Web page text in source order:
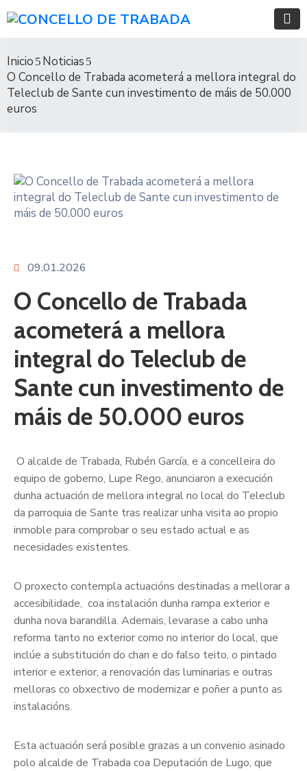
Inicio
Noticias
O Concello de Trabada acometerá a mellora integral do
Teleclub de Sante cun investimento de máis de 50.000
euros
09.01.2026
O Concello de Trabada
acometerá a mellora
integral do Teleclub de
Sante cun investimento de
máis de 50.000 euros
O alcalde de Trabada, Rubén García, e a concelleira do
equipo de goberno, Lupe Rego, anunciaron a execución
dunha actuación de mellora integral no local do Teleclub
da parroquia de Sante tras realizar unha visita ao propio
inmoble para comprobar o seu estado actual e as
necesidades existentes.
O proxecto contempla actuacións destinadas a mellorar a
accesibilidade, coa instalación dunha rampa exterior e
dunha nova barandilla. Ademais, levarase a cabo unha
reforma tanto no exterior como no interior do local, que
inclúe a substitución do chan e do falso teito, o pintado
interior e exterior, a renovación das luminarias e outras
melloras co obxectivo de modernizar e poñer a punto as
instalacións.
Esta actuación será posible grazas a un convenio asinado
polo alcalde de Trabada coa Deputación de Lugo, que